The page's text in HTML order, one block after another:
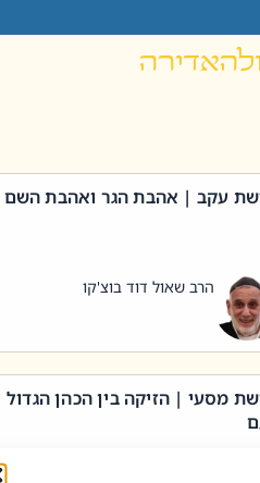
עקב | אהבת הגר ואהבת השם
הרב שאול דוד בוצ'קו
מסעי | הזיקה בין הכהן הגדול